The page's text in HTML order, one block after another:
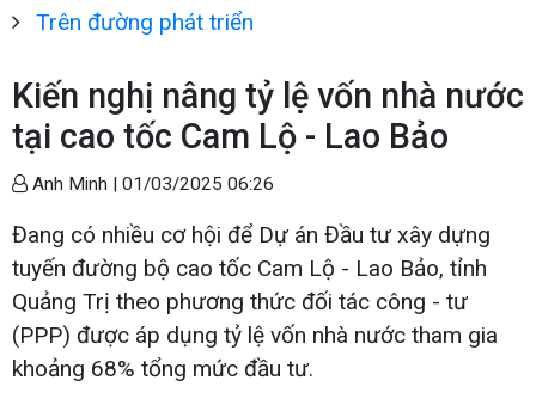
Trên đường phát triển
Kiến nghị nâng tỷ lệ vốn nhà nước
tại cao tốc Cam Lộ - Lao Bảo
Anh Minh | 01/03/2025 06:26
Đang có nhiều cơ hội để Dự án Đầu tư xây dựng
tuyến đường bộ cao tốc Cam Lộ - Lao Bảo, tỉnh
Quảng Trị theo phương thức đối tác công - tư
(PPP) được áp dụng tỷ lệ vốn nhà nước tham gia
khoảng 68% tổng mức đầu tư.